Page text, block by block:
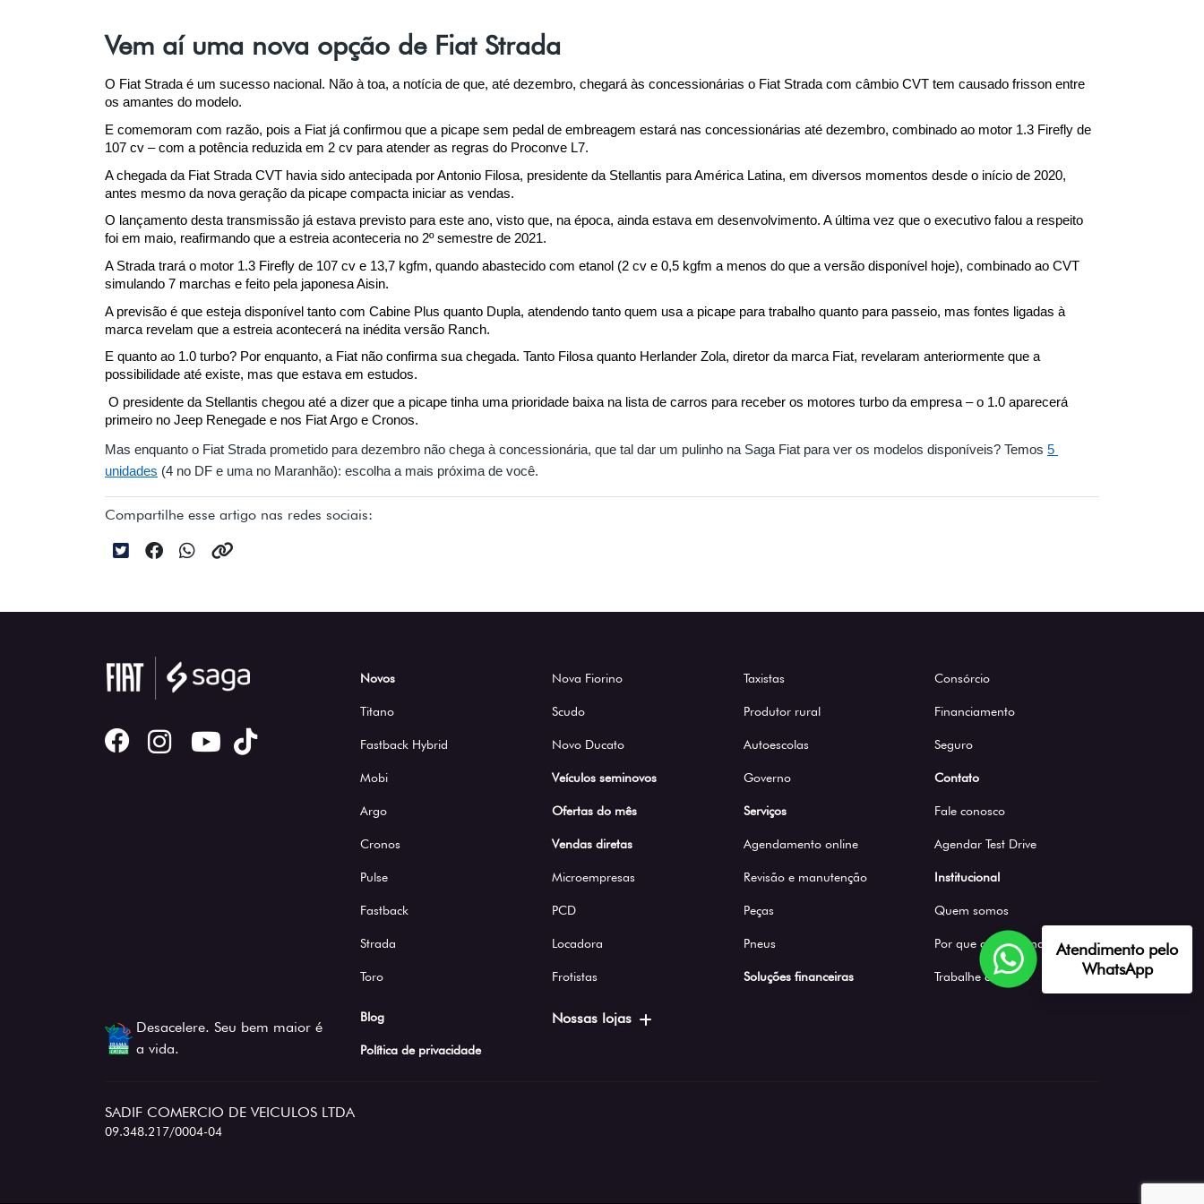
Vem aí uma nova opção de Fiat Strada
O Fiat Strada é um sucesso nacional. Não à toa, a notícia de que, até dezembro, chegará às concessionárias o Fiat Strada com câmbio CVT tem causado frisson entre
os amantes do modelo.
E comemoram com razão, pois a Fiat já confirmou que a picape sem pedal de embreagem estará nas concessionárias até dezembro, combinado ao motor 1.3 Firefly de
107 cv – com a potência reduzida em 2 cv para atender as regras do Proconve L7.
A chegada da Fiat Strada CVT havia sido antecipada por Antonio Filosa, presidente da Stellantis para América Latina, em diversos momentos desde o início de 2020,
antes mesmo da nova geração da picape compacta iniciar as vendas.
O lançamento desta transmissão já estava previsto para este ano, visto que, na época, ainda estava em desenvolvimento. A última vez que o executivo falou a respeito
foi em maio, reafirmando que a estreia aconteceria no 2º semestre de 2021.
A Strada trará o motor 1.3 Firefly de 107 cv e 13,7 kgfm, quando abastecido com etanol (2 cv e 0,5 kgfm a menos do que a versão disponível hoje), combinado ao CVT
simulando 7 marchas e feito pela japonesa Aisin.
A previsão é que esteja disponível tanto com Cabine Plus quanto Dupla, atendendo tanto quem usa a picape para trabalho quanto para passeio, mas fontes ligadas à
marca revelam que a estreia acontecerá na inédita versão Ranch.
E quanto ao 1.0 turbo? Por enquanto, a Fiat não confirma sua chegada. Tanto Filosa quanto Herlander Zola, diretor da marca Fiat, revelaram anteriormente que a
possibilidade até existe, mas que estava em estudos.
O presidente da Stellantis chegou até a dizer que a picape tinha uma prioridade baixa na lista de carros para receber os motores turbo da empresa – o 1.0 aparecerá
primeiro no Jeep Renegade e nos Fiat Argo e Cronos.
Mas enquanto o Fiat Strada prometido para dezembro não chega à concessionária, que tal dar um pulinho na Saga Fiat para ver os modelos disponíveis? Temos 5
unidades (4 no DF e uma no Maranhão): escolha a mais próxima de você.
Compartilhe esse artigo nas redes sociais:
Desacelere. Seu bem maior é
a vida.
Novos
Titano
Fastback Hybrid
Mobi
Argo
Cronos
Pulse
Fastback
Strada
Toro
Nova Fiorino
Scudo
Novo Ducato
Veículos seminovos
Ofertas do mês
Vendas diretas
Microempresas
PCD
Locadora
Frotistas
Taxistas
Produtor rural
Autoescolas
Governo
Serviços
Agendamento online
Revisão e manutenção
Peças
Pneus
Soluções financeiras
Consórcio
Financiamento
Seguro
Contato
Fale conosco
Agendar Test Drive
Institucional
Quem somos
Por que comprar na Saga
Trabalhe conosco
Blog
Política de privacidade
Nossas lojas
SADIF COMERCIO DE VEICULOS LTDA
09.348.217/0004-04
Atendimento pelo
WhatsApp